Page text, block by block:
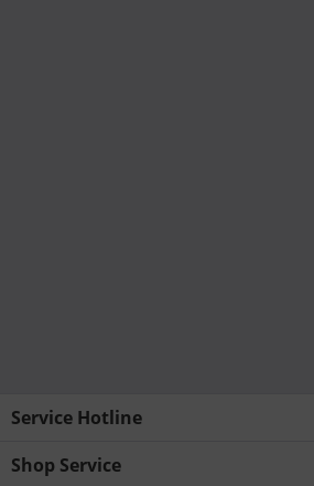
Service Hotline
Shop Service